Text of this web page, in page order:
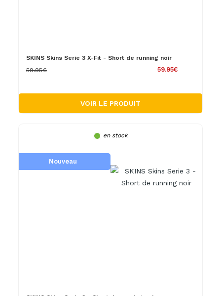
SKINS Skins Serie 3 X-Fit - Short de running noir
59.95€
59.95€
VOIR LE PRODUIT
en stock
Nouveau